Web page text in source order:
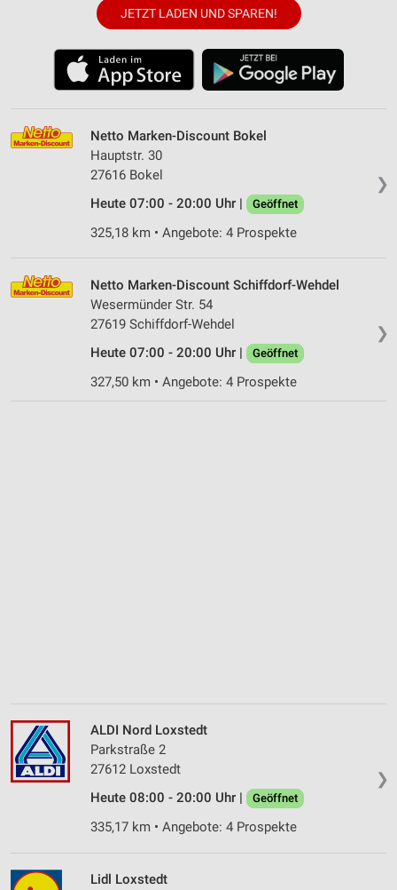
JETZT LADEN UND SPAREN!
❯
Netto Marken-Discount Bokel
Hauptstr. 30
27616 Bokel
Heute 07:00 - 20:00 Uhr |
Geöffnet
325,18 km • Angebote: 4 Prospekte
❯
Netto Marken-Discount Schiffdorf-Wehdel
Wesermünder Str. 54
27619 Schiffdorf-Wehdel
Heute 07:00 - 20:00 Uhr |
Geöffnet
327,50 km • Angebote: 4 Prospekte
❯
ALDI Nord Loxstedt
Parkstraße 2
27612 Loxstedt
Heute 08:00 - 20:00 Uhr |
Geöffnet
335,17 km • Angebote: 4 Prospekte
Lidl Loxstedt